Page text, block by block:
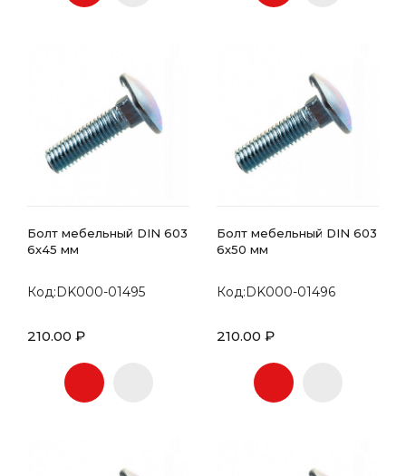
Болт мебельный DIN 603
6х45 мм
Код:DK000-01495
210.00 ₽
Болт мебельный DIN 603
6х50 мм
Код:DK000-01496
210.00 ₽